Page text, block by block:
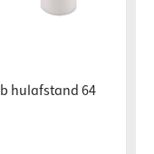
hulafstand 64